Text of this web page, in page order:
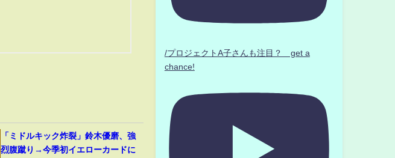
「ミドルキック炸裂」鈴木優磨、強
烈腹蹴り→今季初イエローカードに
/プロジェクトA子さんも注目？ get a
chance!